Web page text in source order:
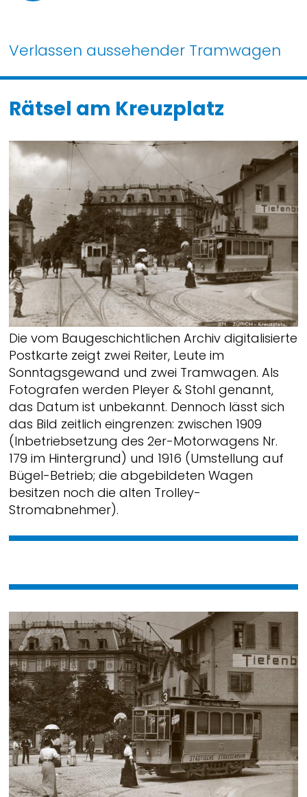
Verlassen aussehender Tramwagen
Rätsel am Kreuzplatz
Die vom Baugeschichtlichen Archiv digitalisierte
Postkarte zeigt zwei Reiter, Leute im
Sonntagsgewand und zwei Tramwagen. Als
Fotografen werden Pleyer & Stohl genannt,
das Datum ist unbekannt. Dennoch lässt sich
das Bild zeitlich eingrenzen: zwischen 1909
(Inbetriebsetzung des 2er-Motorwagens Nr.
179 im Hintergrund) und 1916 (Umstellung auf
Bügel-Betrieb; die abgebildeten Wagen
besitzen noch die alten Trolley-
Stromabnehmer).